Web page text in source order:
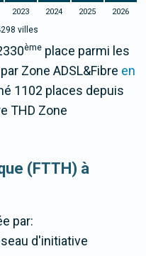
2023 2024 2025 2026
villes
ème place parmi les
Zone ADSL&Fibre en
1102 places depuis
THD Zone
(FTTH) à
par:
d'initiative